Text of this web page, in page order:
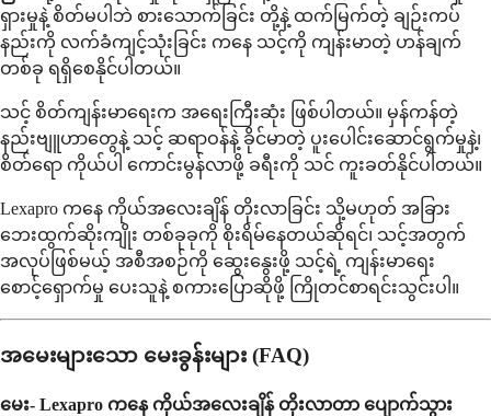
ရှားမှုနဲ့ စိတ်မပါဘဲ စားသောက်ခြင်း တို့နဲ့ ထက်မြက်တဲ့ ချဉ်းကပ်
နည်းကို လက်ခံကျင့်သုံးခြင်း ကနေ သင့်ကို ကျန်းမာတဲ့ ဟန်ချက်
တစ်ခု ရရှိစေနိုင်ပါတယ်။
သင့် စိတ်ကျန်းမာရေးက အရေးကြီးဆုံး ဖြစ်ပါတယ်။ မှန်ကန်တဲ့
နည်းဗျူဟာတွေနဲ့ သင့် ဆရာဝန်နဲ့ ခိုင်မာတဲ့ ပူးပေါင်းဆောင်ရွက်မှုနဲ့၊
စိတ်ရော ကိုယ်ပါ ကောင်းမွန်လာဖို့ ခရီးကို သင် ကူးခတ်နိုင်ပါတယ်။
Lexapro ကနေ ကိုယ်အလေးချိန် တိုးလာခြင်း သို့မဟုတ် အခြား
ဘေးထွက်ဆိုးကျိုး တစ်ခုခုကို စိုးရိမ်နေတယ်ဆိုရင်၊ သင့်အတွက်
အလုပ်ဖြစ်မယ့် အစီအစဉ်ကို ဆွေးနွေးဖို့ သင့်ရဲ့ ကျန်းမာရေး
စောင့်ရှောက်မှု ပေးသူနဲ့ စကားပြောဆိုဖို့ ကြိုတင်စာရင်းသွင်းပါ။
အမေးများသော မေးခွန်းများ (FAQ)
မေး- Lexapro ကနေ ကိုယ်အလေးချိန် တိုးလာတာ ပျောက်သွား